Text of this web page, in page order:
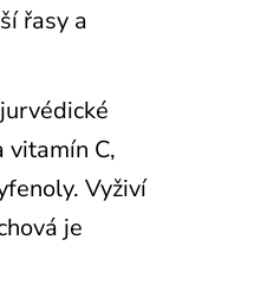
řasy a
vitamín C,
Vyživí
je